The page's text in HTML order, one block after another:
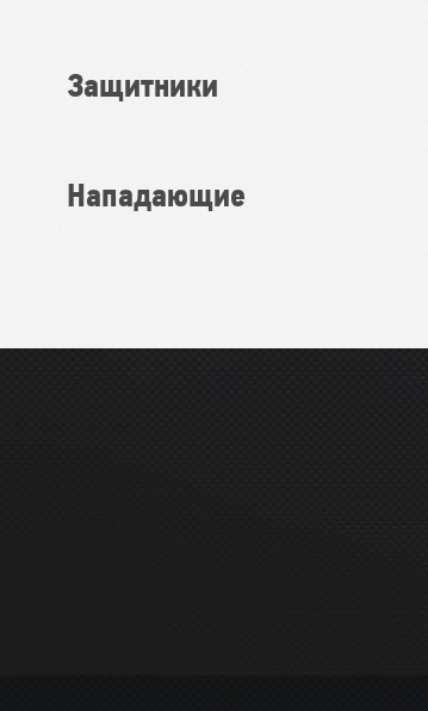
Защитники
Нападающие